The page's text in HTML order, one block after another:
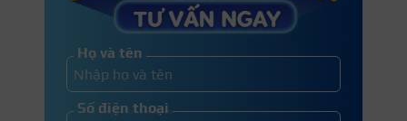
Họ và tên
Số điện thoại